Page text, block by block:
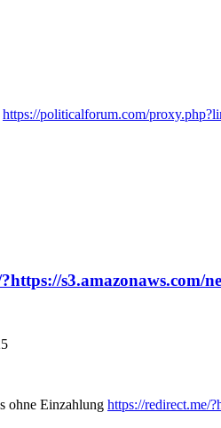
https://politicalforum.com/
s3.amazonaws.com/
ohne Einzahlung https://redirect.me/